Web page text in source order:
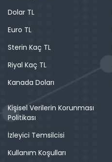
Dolar TL
Euro TL
Sterin Kaç TL
Riyal Kaç TL
Kanada Doları
Kişisel Verilerin Korunması
Politikası
İzleyici Temsilcisi
Kullanım Koşulları